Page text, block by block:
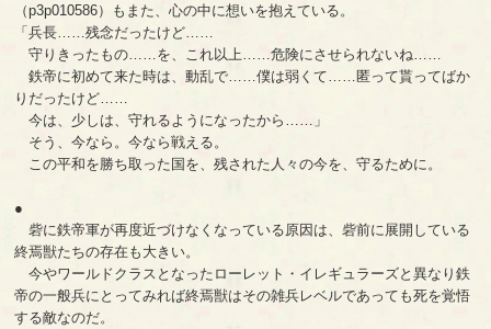
（p3p010586）もまた、心の中に想いを抱えている。
「兵長……残念だったけど……
守りきったもの……を、これ以上……危険にさせられないね……
鉄帝に初めて来た時は、動乱で……僕は弱くて……匿って貰ってばか
りだったけど……
今は、少しは、守れるようになったから……」
そう、今なら。今なら戦える。
この平和を勝ち取った国を、残された人々の今を、守るために。
●
砦に鉄帝軍が再度近づけなくなっている原因は、砦前に展開している
終焉獣たちの存在も大きい。
今やワールドクラスとなったローレット・イレギュラーズと異なり鉄
帝の一般兵にとってみれば終焉獣はその雑兵レベルであっても死を覚悟
する敵なのだ。